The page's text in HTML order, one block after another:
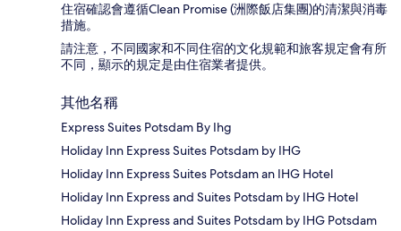
住宿確認會遵循Clean Promise (洲際飯店集團)的清潔與消毒
措施。
請注意，不同國家和不同住宿的文化規範和旅客規定會有所
不同，顯示的規定是由住宿業者提供。
其他名稱
Express Suites Potsdam By Ihg
Holiday Inn Express Suites Potsdam by IHG
Holiday Inn Express Suites Potsdam an IHG Hotel
Holiday Inn Express and Suites Potsdam by IHG Hotel
Holiday Inn Express and Suites Potsdam by IHG Potsdam